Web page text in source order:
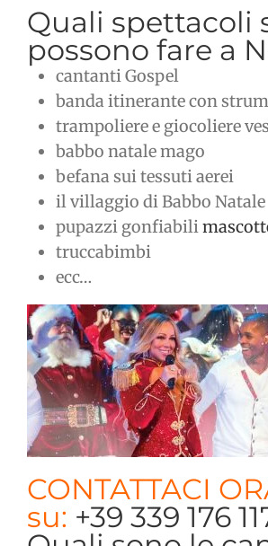
Quali spettacoli
possono fare a
cantanti Gospel
banda itinerante con
trampoliere e giocoliere
babbo natale mago
befana sui tessuti aerei
il villaggio di Babbo Natale
pupazzi gonfiabili
truccabimbi
ecc…
CONTATTACI
su: +39 339 176